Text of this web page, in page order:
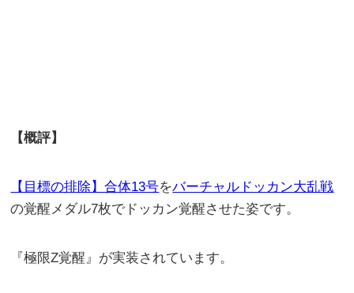
【概評】
【目標の排除】合体13号をバーチャルドッカン大乱戦
の覚醒メダル7枚でドッカン覚醒させた姿です。
『極限Z覚醒』が実装されています。